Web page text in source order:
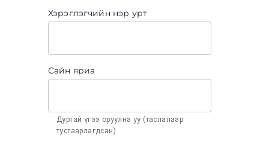
Хэрэглэгчийн нэр урт
Сайн яриа
Дуртай үгээ оруулна уу (таслалаар
тусгаарлагдсан)